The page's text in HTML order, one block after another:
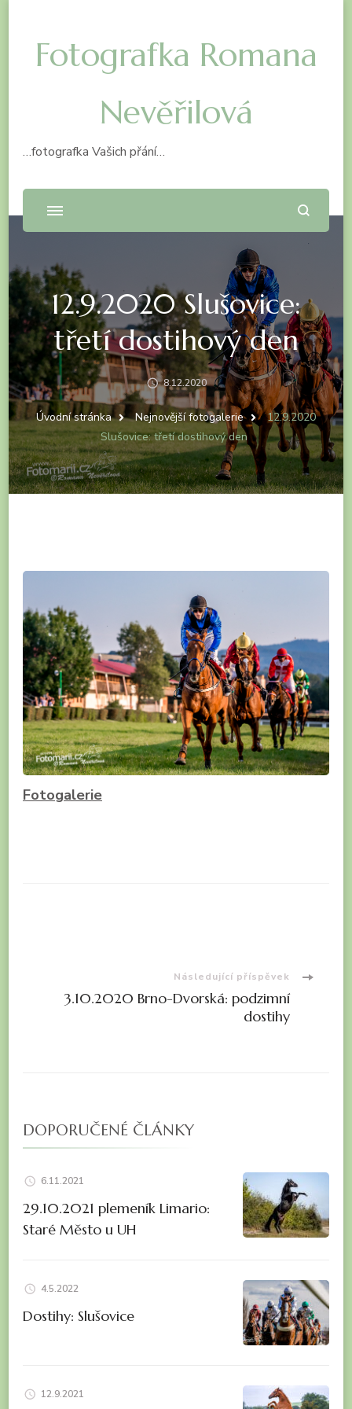
Fotografka Romana
Nevěřilová
…fotografka Vašich přání…
12.9.2020 Slušovice:
třetí dostihový den
8.12.2020
Úvodní stránka Nejnovější fotogalerie
12.9.2020
Slušovice: třetí dostihový den
Fotogalerie
příspěvku
Následující příspěvek
3.10.2020 Brno-Dvorská: podzimní
dostihy
DOPORUČENÉ ČLÁNKY
6.11.2021
29.10.2021 plemeník Limario:
Staré Město u UH
4.5.2022
Dostihy: Slušovice
12.9.2021